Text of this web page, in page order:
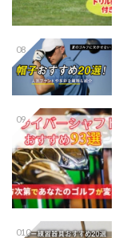
08
09
010